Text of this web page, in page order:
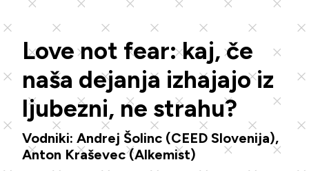
Love not fear: kaj, če
naša dejanja izhajajo iz
ljubezni, ne strahu?
Vodniki: Andrej Šolinc (CEED Slovenija),
Anton Kraševec (Alkemist)